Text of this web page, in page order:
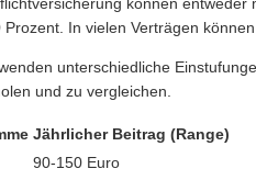
In vielen Verträgen
unterschiedliche
und zu vergleichen.
Jährlicher Beitrag (Range)
90-150 Euro